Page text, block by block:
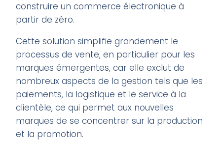
construire un commerce électronique à
partir de zéro.
Cette solution simplifie grandement le
processus de vente, en particulier pour les
marques émergentes, car elle exclut de
nombreux aspects de la gestion tels que les
paiements, la logistique et le service à la
clientèle, ce qui permet aux nouvelles
marques de se concentrer sur la production
et la promotion.